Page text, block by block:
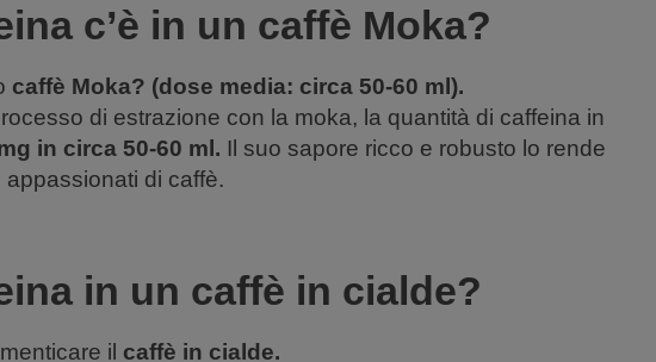
c’è in un caffè Moka?
caffè Moka? (dose media: circa 50-60 ml).
di estrazione con la moka, la quantità di caffeina in
in circa 50-60 ml. Il suo sapore ricco e robusto lo rende
di caffè.
in un caffè in cialde?
il caffè in cialde.